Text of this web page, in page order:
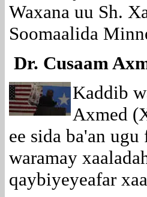
Waxana uu Sh.
Soomaalida
Dr. Cusaam
Kaddib
Axmed
ee sida ba'an
waramay
qaybiyeyeafar